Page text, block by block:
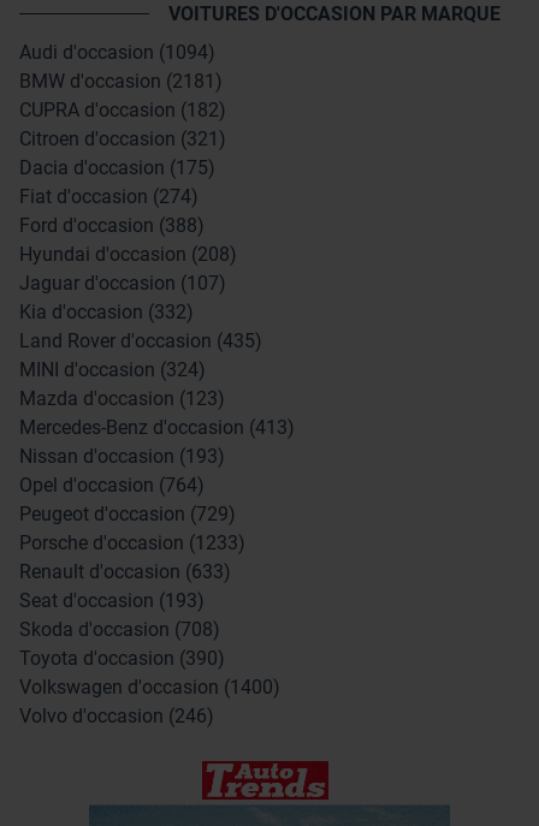
VOITURES D'OCCASION PAR MARQUE
Audi d'occasion (1094)
BMW d'occasion (2181)
CUPRA d'occasion (182)
Citroen d'occasion (321)
Dacia d'occasion (175)
Fiat d'occasion (274)
Ford d'occasion (388)
Hyundai d'occasion (208)
Jaguar d'occasion (107)
Kia d'occasion (332)
Land Rover d'occasion (435)
MINI d'occasion (324)
Mazda d'occasion (123)
Mercedes-Benz d'occasion (413)
Nissan d'occasion (193)
Opel d'occasion (764)
Peugeot d'occasion (729)
Porsche d'occasion (1233)
Renault d'occasion (633)
Seat d'occasion (193)
Skoda d'occasion (708)
Toyota d'occasion (390)
Volkswagen d'occasion (1400)
Volvo d'occasion (246)